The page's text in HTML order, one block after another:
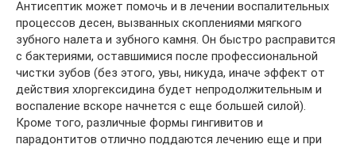
Антисептик может помочь и в лечении воспалительных
процессов десен, вызванных скоплениями мягкого
зубного налета и зубного камня. Он быстро расправится
с бактериями, оставшимися после профессиональной
чистки зубов (без этого, увы, никуда, иначе эффект от
действия хлоргексидина будет непродолжительным и
воспаление вскоре начнется с еще большей силой).
Кроме того, различные формы гингивитов и
парадонтитов отлично поддаются лечению еще и при